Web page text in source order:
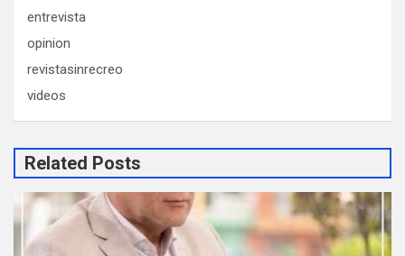
entrevista
opinion
revistasinrecreo
videos
Related Posts